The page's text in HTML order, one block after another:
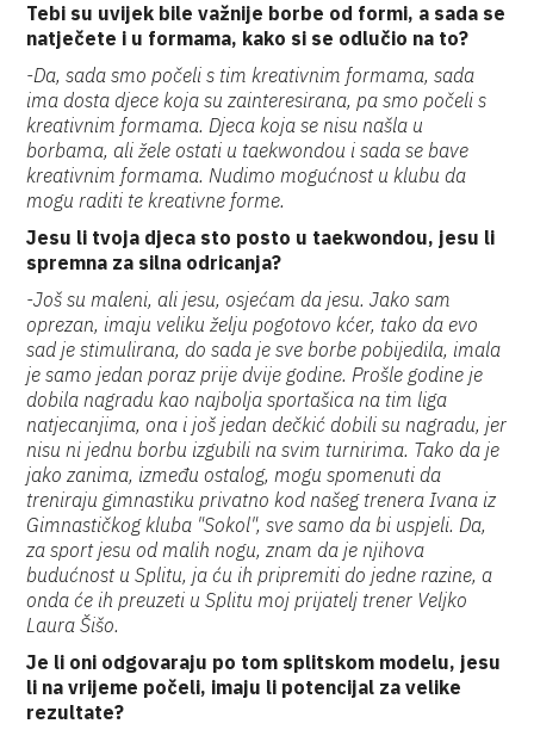
Tebi su uvijek bile važnije borbe od formi, a sada se
natječete i u formama, kako si se odlučio na to?
-Da, sada smo počeli s tim kreativnim formama, sada
ima dosta djece koja su zainteresirana, pa smo počeli s
kreativnim formama. Djeca koja se nisu našla u
borbama, ali žele ostati u taekwondou i sada se bave
kreativnim formama. Nudimo mogućnost u klubu da
mogu raditi te kreativne forme.
Jesu li tvoja djeca sto posto u taekwondou, jesu li
spremna za silna odricanja?
-Još su maleni, ali jesu, osjećam da jesu. Jako sam
oprezan, imaju veliku želju pogotovo kćer, tako da evo
sad je stimulirana, do sada je sve borbe pobijedila, imala
je samo jedan poraz prije dvije godine. Prošle godine je
dobila nagradu kao najbolja sportašica na tim liga
natjecanjima, ona i još jedan dečkić dobili su nagradu, jer
nisu ni jednu borbu izgubili na svim turnirima. Tako da je
jako zanima, između ostalog, mogu spomenuti da
treniraju gimnastiku privatno kod našeg trenera Ivana iz
Gimnastičkog kluba "Sokol", sve samo da bi uspjeli. Da,
za sport jesu od malih nogu, znam da je njihova
budućnost u Splitu, ja ću ih pripremiti do jedne razine, a
onda će ih preuzeti u Splitu moj prijatelj trener Veljko
Laura Šišo.
Je li oni odgovaraju po tom splitskom modelu, jesu
li na vrijeme počeli, imaju li potencijal za velike
rezultate?